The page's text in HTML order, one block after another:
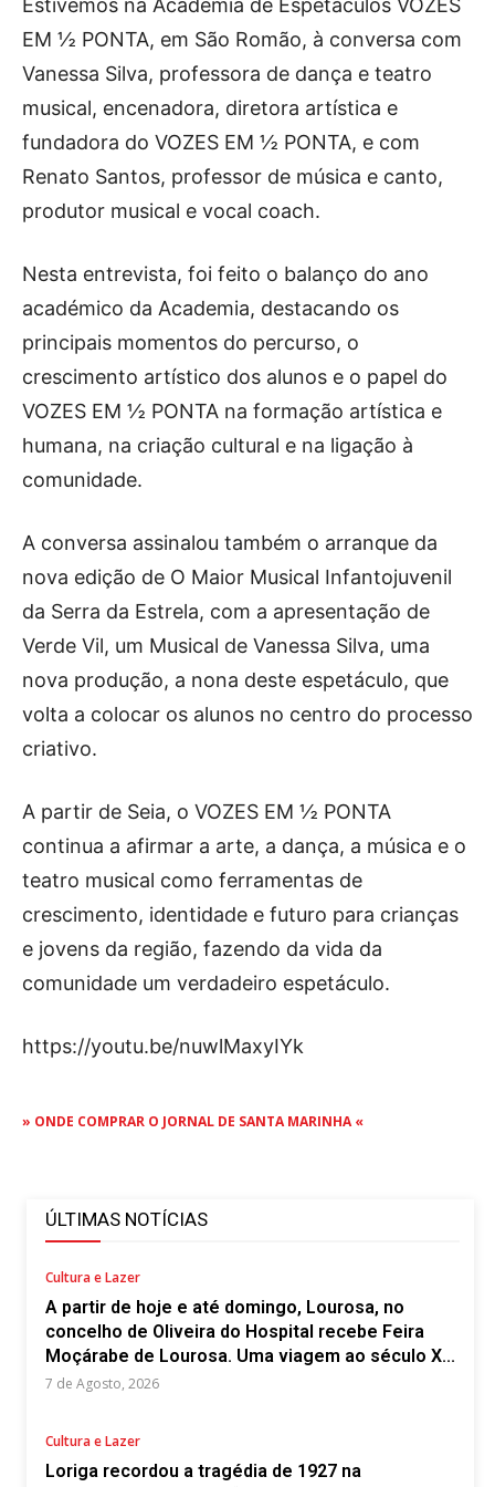
Voz da Solidariedade
»»» Fundação Aurora Borges
AUTÁRQUICAS 2025 em Seia
Tel. 238 310 090 (chamada para a rede fixa nacional)
E-mail: jornalsantamarinha@gmail.com
Facebook Instagram Youtube
Estatuto editorial Sobre o Jornal
Contactos
Ficha Técnica
Estivemos na Academia de Espetáculos VOZES
EM ½ PONTA, em São Romão, à conversa com
Vanessa Silva, professora de dança e teatro
musical, encenadora, diretora artística e
fundadora do VOZES EM ½ PONTA, e com
Renato Santos, professor de música e canto,
produtor musical e vocal coach.
Nesta entrevista, foi feito o balanço do ano
académico da Academia, destacando os
principais momentos do percurso, o
crescimento artístico dos alunos e o papel do
VOZES EM ½ PONTA na formação artística e
humana, na criação cultural e na ligação à
comunidade.
A conversa assinalou também o arranque da
nova edição de O Maior Musical Infantojuvenil
da Serra da Estrela, com a apresentação de
Verde Vil, um Musical de Vanessa Silva, uma
nova produção, a nona deste espetáculo, que
volta a colocar os alunos no centro do processo
criativo.
A partir de Seia, o VOZES EM ½ PONTA
continua a afirmar a arte, a dança, a música e o
teatro musical como ferramentas de
crescimento, identidade e futuro para crianças
e jovens da região, fazendo da vida da
comunidade um verdadeiro espetáculo.
https://youtu.be/nuwlMaxyIYk
» ONDE COMPRAR O JORNAL DE SANTA MARINHA «
ÚLTIMAS NOTÍCIAS
Cultura e Lazer
A partir de hoje e até domingo, Lourosa, no
concelho de Oliveira do Hospital recebe Feira
Moçárabe de Lourosa. Uma viagem ao século X...
7 de Agosto, 2026
Cultura e Lazer
Loriga recordou a tragédia de 1927 na